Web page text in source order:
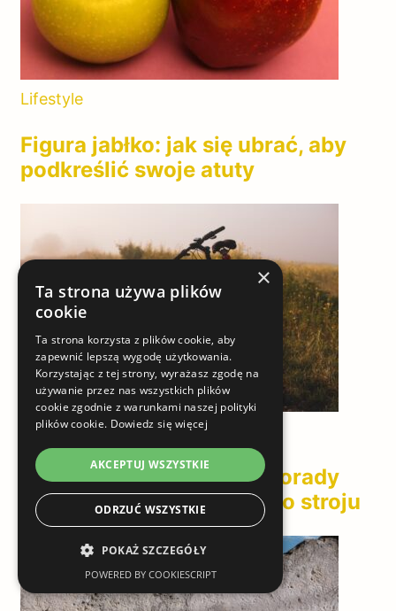
Lifestyle
Figura jabłko: jak się ubrać, aby
podkreślić swoje atuty
Lifestyle
Jak się ubrać na rower: porady
dotyczące odpowiedniego stroju
×
Ta strona używa plików
cookie
Ta strona korzysta z plików cookie, aby
zapewnić lepszą wygodę użytkowania.
Korzystając z tej strony, wyrażasz zgodę na
używanie przez nas wszystkich plików
cookie zgodnie z warunkami naszej polityki
plików cookie. Dowiedz się więcej
AKCEPTUJ WSZYSTKIE
ODRZUĆ WSZYSTKIE
POKAŻ SZCZEGÓŁY
POWERED BY COOKIESCRIPT